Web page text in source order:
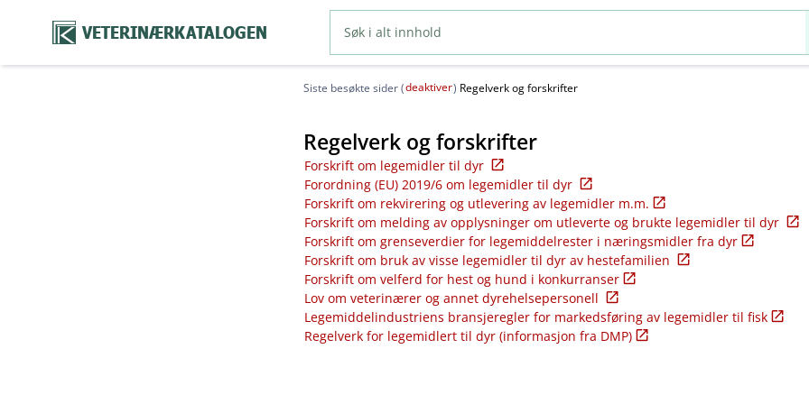
VETERINÆRKATALOGEN
Siste besøkte sider (deaktiver) Regelverk og forskrifter
Regelverk og forskrifter
Forskrift om legemidler til dyr
Forordning (EU) 2019/6 om legemidler til dyr
Forskrift om rekvirering og utlevering av legemidler m.m.
Forskrift om melding av opplysninger om utleverte og brukte legemidler til dyr
Forskrift om grenseverdier for legemiddelrester i næringsmidler fra dyr
Forskrift om bruk av visse legemidler til dyr av hestefamilien
Forskrift om velferd for hest og hund i konkurranser
Lov om veterinærer og annet dyrehelsepersonell
Legemiddelindustriens bransjeregler for markedsføring av legemidler til fisk
Regelverk for legemidlert til dyr (informasjon fra DMP)